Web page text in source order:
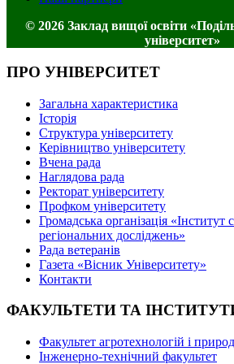
© 2026 Заклад вищої освіти
університет»
ПРО УНІВЕРСИТЕТ
Загальна характеристика
Історія
Структура університету
Керівництво університету
Вчена рада
Наглядова рада
Ректорат університету
Профком університету
Громадська організація «Інститут
регіональних досліджень»
Рада ветеранів
Газета «Вісник Університету»
Контакти
ФАКУЛЬТЕТИ ТА
Факультет агротехнологій і
Інженерно-технічний факультет